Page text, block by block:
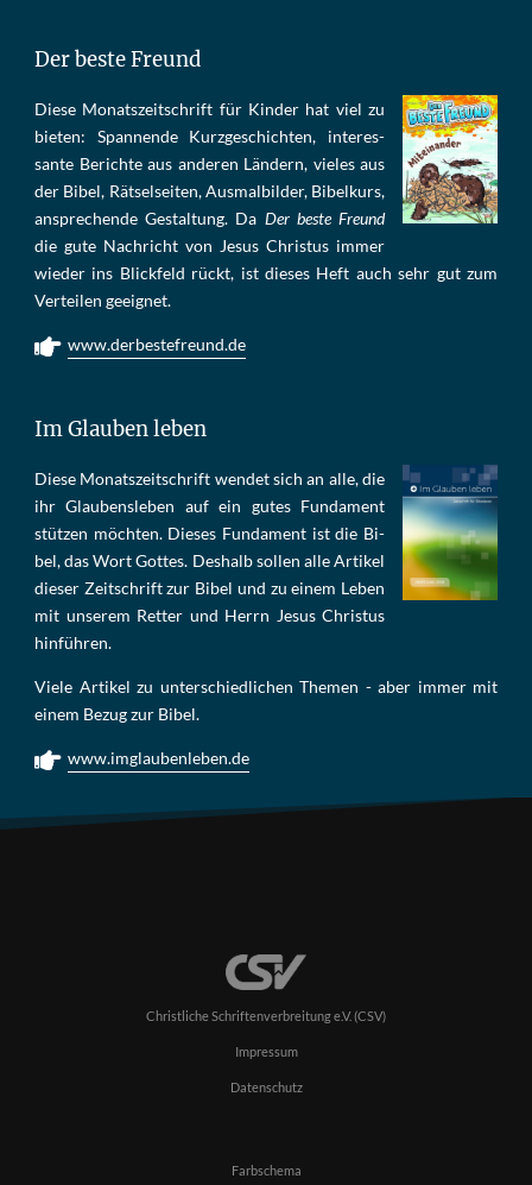
Der beste Freund
Die­se Mo­nats­zeit­schrift für Kin­der hat viel zu
bie­ten: Span­nen­de Kurz­ge­schich­ten, in­te­res­
san­te Be­rich­te aus an­de­ren Län­dern, vie­les aus
der Bi­bel, Rät­sel­sei­ten, Aus­mal­bil­der, Bi­bel­kurs,
an­sprech­ende Ge­stal­tung. Da Der beste Freund
die gu­te Nach­richt von Je­sus Chris­tus im­mer
wie­der ins Blick­feld rückt, ist die­ses Heft auch sehr gut zum
Ver­tei­len ge­eig­net.
www.derbestefreund.de
Im Glauben leben
Die­se Mo­nats­zeit­schrift wen­det sich an alle, die
ihr Glau­bens­le­ben auf ein gu­tes Fun­da­ment
stüt­zen möch­ten. Die­ses Fun­da­ment ist die Bi­
bel, das Wort Got­tes. Des­halb sol­len al­le Ar­ti­kel
die­ser Zeit­schrift zur Bi­bel und zu ei­nem Le­ben
mit un­se­rem Ret­ter und Herrn Je­sus Chris­tus
hin­füh­ren.
Viele Artikel zu unterschiedlichen Themen - aber immer mit
einem Bezug zur Bibel.
www.imglaubenleben.de
Christliche Schriftenverbreitung e.V. (CSV)
Impressum
Datenschutz
Farbschema